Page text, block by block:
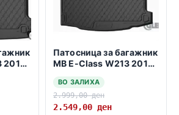
2015-
Патосница за багажник
MB E-Class W213 2015-
ВО ЗАЛИХА
2.999,00ден
2.549,00 ден